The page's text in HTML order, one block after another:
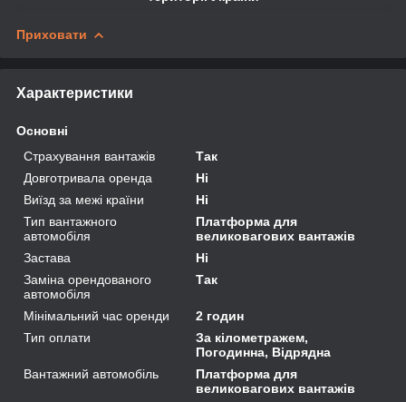
Приховати
Характеристики
Основні
Страхування вантажів
Так
Довготривала оренда
Ні
Виїзд за межі країни
Ні
Тип вантажного
автомобіля
Платформа для
великовагових вантажів
Застава
Ні
Заміна орендованого
автомобіля
Так
Мінімальний час оренди
2 годин
Тип оплати
За кілометражем,
Погодинна, Відрядна
Вантажний автомобіль
Платформа для
великовагових вантажів